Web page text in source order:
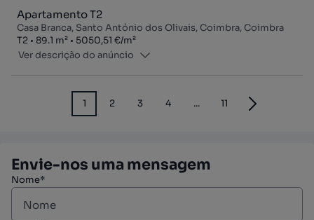
Apartamento T2
Casa Branca, Santo António dos Olivais, Coimbra, Coimbra
Tipologia
T2
Zona89.1 m²
Preço por metro quadrado
5050,51 €/m²
Ver descrição do anúncio
1 2 3 4 ... 11
Envie-nos uma mensagem
Nome*